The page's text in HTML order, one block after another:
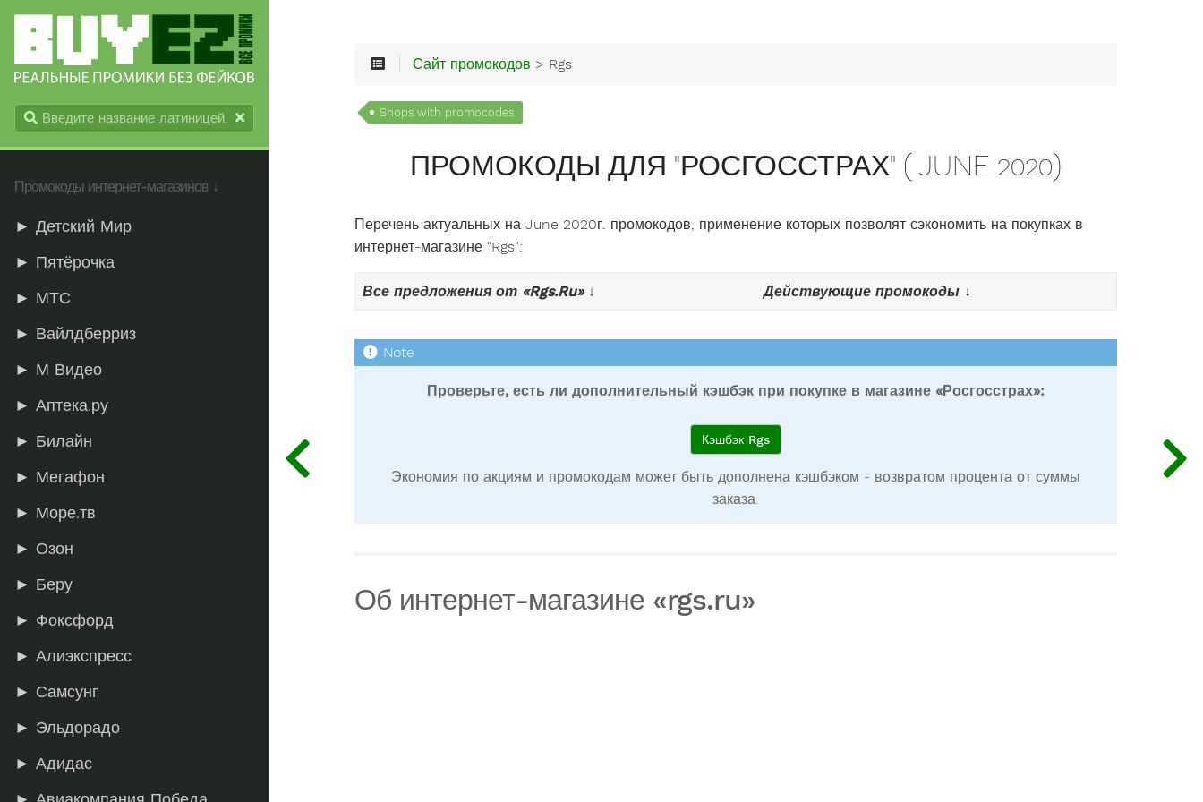
Промокоды интернет-магазинов ↓
► Детский Мир
► Пятёрочка
► МТС
► Вайлдберриз
► М Видео
► Аптека.ру
► Билайн
► Мегафон
► Море.тв
► Озон
► Беру
► Фоксфорд
► Алиэкспресс
► Самсунг
► Эльдорадо
► Адидас
Сайт промокодов > Rgs
Shops with promocodes
ПРОМОКОДЫ ДЛЯ "РОСГОССТРАХ" ( JUNE 2020)
Перечень актуальных на June 2020г. промокодов, применение которых позволят сэкономить на покупках в
интернет-магазине "Rgs":
Все предложения от «Rgs.Ru» ↓ Действующие промокоды ↓
Проверьте, есть ли дополнительный кэшбэк при покупке в магазине «Росгосстрах»:
Кэшбэк Rgs
Экономия по акциям и промокодам может быть дополнена кэшбэком - возвратом процента от суммы
заказа.
Об интернет-магазине «rgs.ru»